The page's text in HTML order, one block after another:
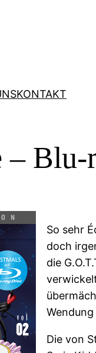
KONTAKT
–
So sehr
doch
die
Die von